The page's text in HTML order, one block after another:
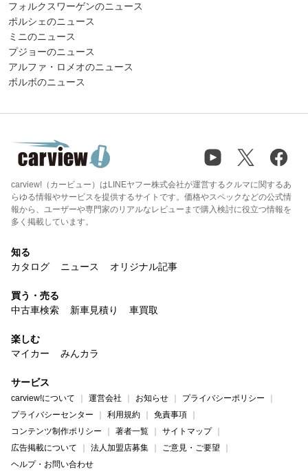
フォルクスワーゲンのニュース
ポルシェのニュース
ミニのニュース
プジョーのニュース
アルファ・ロメオのニュース
ボルボのニュース
carview!（カービュー）はLINEヤフー株式会社が運営するクルマに関するあ
らゆる情報やサービスを提供するサイトです。価格やスペックなどの公式情
報から、ユーザーや専門家のリアルなレビューまで購入検討に役立つ情報を
多く掲載しています。
知る
カタログ
ニュース オリジナル記事
買う・売る
中古車検索
新車見積り 車買取
楽しむ
マイカー
みんカラ
サービス
carview!について 運営会社 お知らせ
プライバシーポリシー
プライバシーセンター
利用規約
免責事項
コンテンツ制作ポリシー
著者一覧
サイトマップ
広告掲載について
法人加盟店募集
ご意見・ご要望
ヘルプ・お問い合わせ